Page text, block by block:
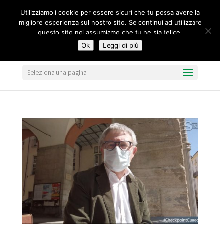
Seleziona una pagina
Utilizziamo i cookie per essere sicuri che tu possa avere la
migliore esperienza sul nostro sito. Se continui ad utilizzare
questo sito noi assumiamo che tu ne sia felice.
Ok
Leggi di più